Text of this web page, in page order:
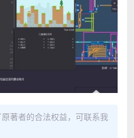
著者的合法权益，可联系我